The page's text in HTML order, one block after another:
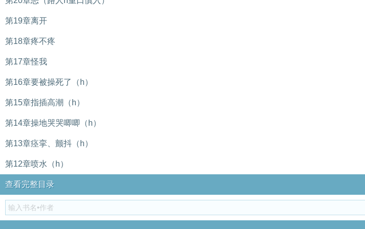
第19章离开
第18章疼不疼
第17章怪我
第16章要被操死了（h）
第15章指插高潮（h）
第14章操地哭哭唧唧（h）
第13章痉挛、颤抖（h）
第12章喷水（h）
查看完整目录